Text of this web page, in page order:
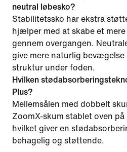
neutral løbesko?
Stabilitetssko har ekstra
hjælper med at skabe et
gennem overgangen.
give mere naturlig bevægelse
struktur under foden.
Hvilken
Plus?
Mellemsålen med dobbelt
ZoomX-skum stablet oven
hvilket giver en
behagelig og støttende.